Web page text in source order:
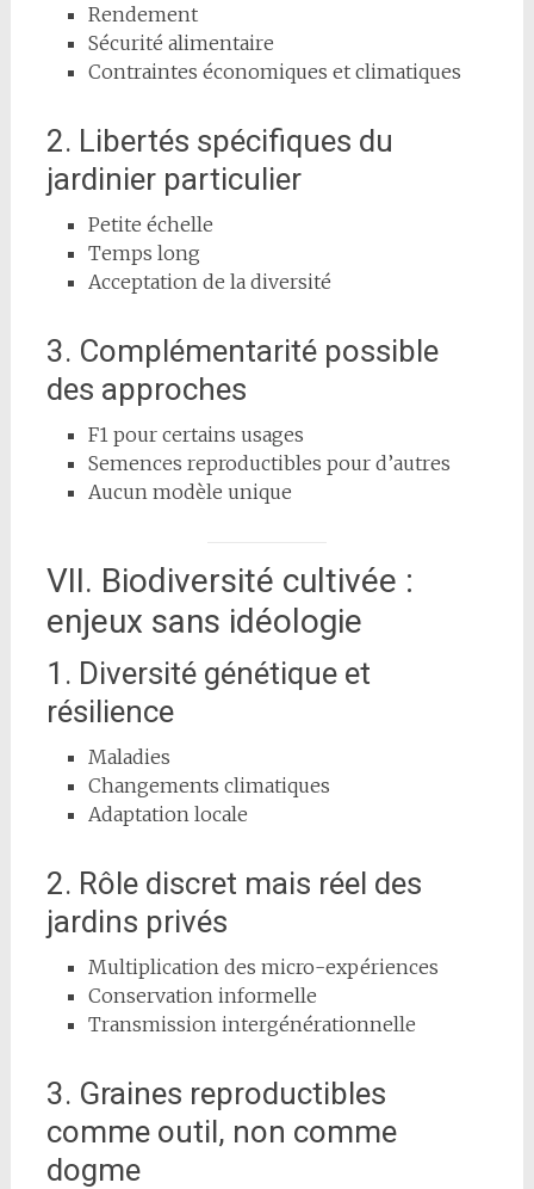
Rendement
Sécurité alimentaire
Contraintes économiques et climatiques
2. Libertés spécifiques du
jardinier particulier
Petite échelle
Temps long
Acceptation de la diversité
3. Complémentarité possible
des approches
F1 pour certains usages
Semences reproductibles pour d’autres
Aucun modèle unique
VII. Biodiversité cultivée :
enjeux sans idéologie
1. Diversité génétique et
résilience
Maladies
Changements climatiques
Adaptation locale
2. Rôle discret mais réel des
jardins privés
Multiplication des micro-expériences
Conservation informelle
Transmission intergénérationnelle
3. Graines reproductibles
comme outil, non comme
dogme